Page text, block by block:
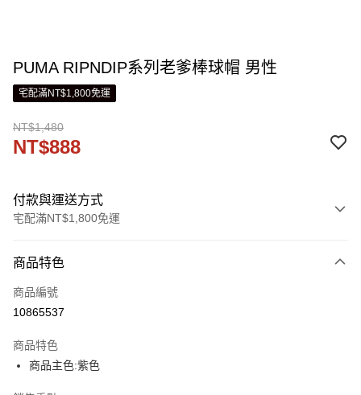
PUMA RIPNDIP系列老爹棒球帽 男性
宅配滿NT$1,800免運
NT$1,480
NT$888
付款與運送方式
宅配滿NT$1,800免運
信用卡一次付款
LINE Pay
街口支付
悠遊付
商品特色
商品編號
10865537
商品特色
商品主色:紫色